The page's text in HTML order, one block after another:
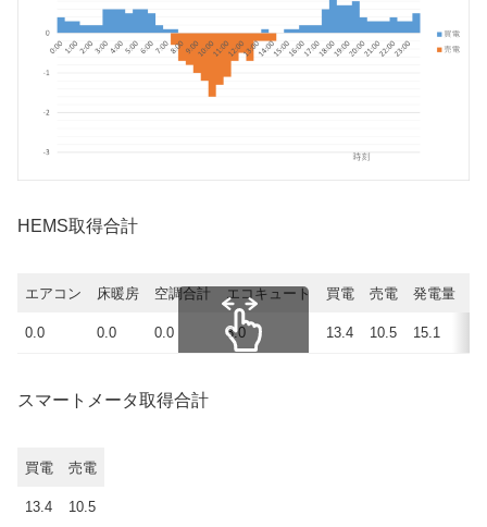
HEMS取得合計
エアコン 床暖房 空調合計 エコキュート 買電 売電 発電量
0.0 0.0 0.0 3.0 13.4 10.5 15.1
スマートメータ取得合計
買電 売電
13.4 10.5